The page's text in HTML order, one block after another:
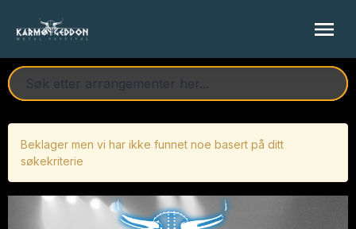
Beklager men vi har ikke funnet noe basert på ditt
søkekriterie